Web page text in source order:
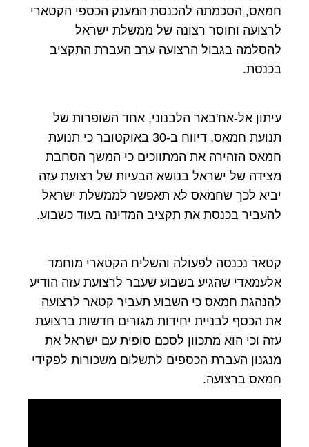
חמאס, הסכמתה להכנסת המענק הכספי הקטארי
לרצועה וחוסר רצונה של ממשלת ישראל
להסלמה בגבול הרצועה ערב העברת התקציב
בכנסת.
עיתון אל-אח'באר הלבנוני, אחד השופרות של
תנועת חמאס, דיווח ב-30 באוקטובר כי תנועת
חמאס הזהירה את המתווכים כי המשך הסחבת
מצידה של ישראל בנושא הבעיות של רצועת עזה
יביא לכך שחמאס לא תאפשר לממשלת ישראל
להעביר בכנסת את תקציב המדינה בעוד כשבוע.
קטאר נכנסה לפעולה והשליח הקטארי מוחמד
אלעמאדי שהגיע בשבוע שעבר לרצועת עזה הודיע
להנהגת חמאס כי השבוע תעביר קטאר לרצועה
את הכסף לבניית יחידות מגורים חדשות ברצועת
עזה וכי הוא מתכוון לסכם סופית עם ישראל את
מנגנון העברת הכספים לתשלום משכורות לפקידי
חמאס ברצועה.